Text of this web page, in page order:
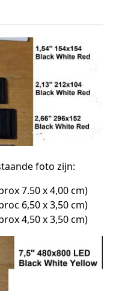
foto zijn:
7.50 x 4,00 cm)
6,50 x 3,50 cm)
4,50 x 3,50 cm)